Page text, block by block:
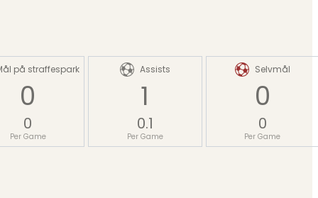
på straffespark
0
0
Per Game
Assists
1
0.1
Per Game
Selvmål
0
0
Per Game